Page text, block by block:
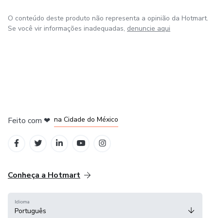
O conteúdo deste produto não representa a opinião da Hotmart.
Se você vir informações inadequadas, denuncie aqui
Feito com ❤ na Cidade do México
Conheça a Hotmart
Idioma
Português